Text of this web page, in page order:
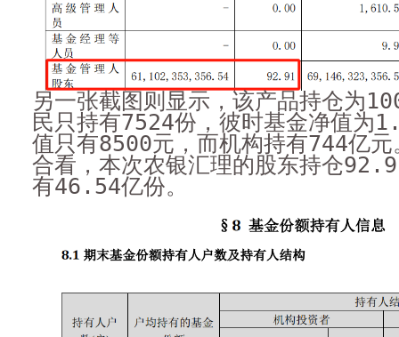
另一张截图则显示，该产品持仓为
民只持有7524份，彼时基金净值为
值只有8500元，而机构持有744亿元
合看，本次农银汇理的股东持仓
有46.54亿份。